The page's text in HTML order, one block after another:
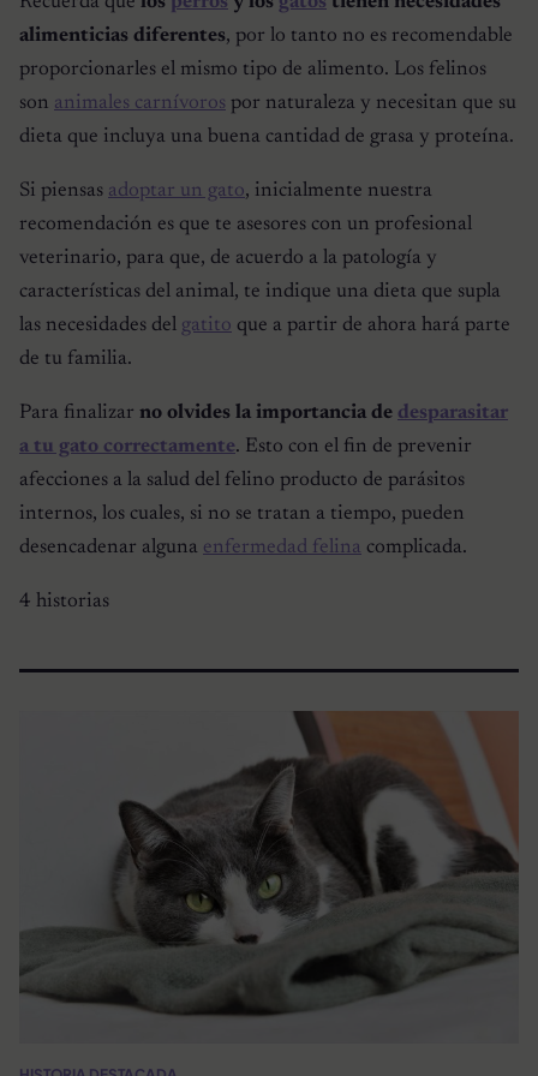
alimenticias diferentes, por lo tanto no es recomendable
proporcionarles el mismo tipo de alimento. Los felinos
son animales carnívoros por naturaleza y necesitan que su
dieta que incluya una buena cantidad de grasa y proteína.
Si piensas adoptar un gato, inicialmente nuestra
recomendación es que te asesores con un profesional
veterinario, para que, de acuerdo a la patología y
características del animal, te indique una dieta que supla
las necesidades del gatito que a partir de ahora hará parte
de tu familia.
Para finalizar no olvides la importancia de desparasitar
a tu gato correctamente. Esto con el fin de prevenir
afecciones a la salud del felino producto de parásitos
internos, los cuales, si no se tratan a tiempo, pueden
desencadenar alguna enfermedad felina complicada.
4 historias